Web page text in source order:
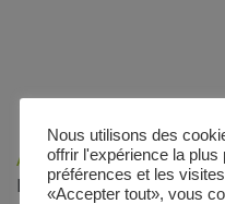
Accueil»Veolia - Zones
Motte Linatte
Nous utilisons des
offrir l'expérience la
préférences et les
«Accepter tout», vous